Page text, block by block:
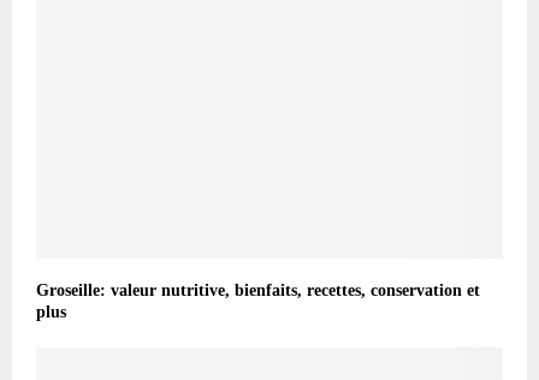
Groseille: valeur nutritive, bienfaits, recettes, conservation et
plus